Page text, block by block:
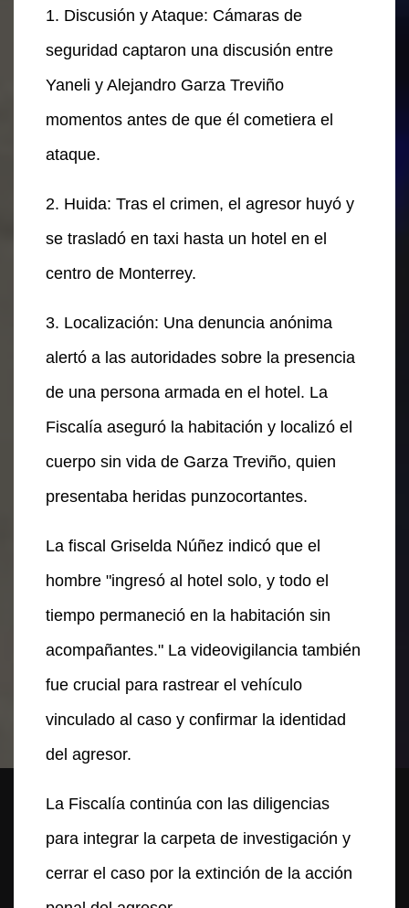
1. Discusión y Ataque: Cámaras de
seguridad captaron una discusión entre
Yaneli y Alejandro Garza Treviño
momentos antes de que él cometiera el
ataque.
2. Huida: Tras el crimen, el agresor huyó y
se trasladó en taxi hasta un hotel en el
centro de Monterrey.
3. Localización: Una denuncia anónima
alertó a las autoridades sobre la presencia
de una persona armada en el hotel. La
Fiscalía aseguró la habitación y localizó el
cuerpo sin vida de Garza Treviño, quien
presentaba heridas punzocortantes.
La fiscal Griselda Núñez indicó que el
hombre "ingresó al hotel solo, y todo el
tiempo permaneció en la habitación sin
acompañantes." La videovigilancia también
fue crucial para rastrear el vehículo
vinculado al caso y confirmar la identidad
del agresor.
La Fiscalía continúa con las diligencias
para integrar la carpeta de investigación y
cerrar el caso por la extinción de la acción